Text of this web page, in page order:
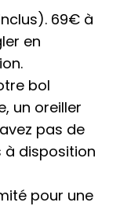
69€ à
en
bol
un oreiller
pas de
à disposition
pour une